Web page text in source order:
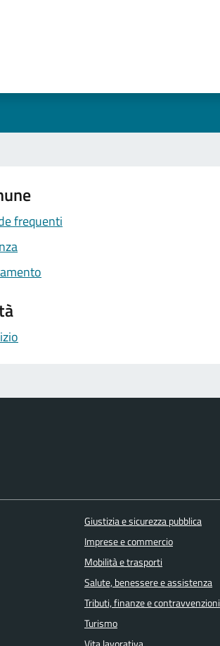
frequenti
Giustizia e sicurezza pubblica
Imprese e commercio
Mobilità e trasporti
Salute, benessere e assistenza
Tributi, finanze e contravvenzioni
Turismo